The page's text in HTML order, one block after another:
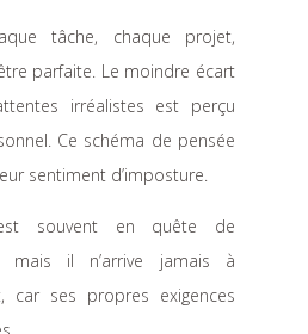
tâche, chaque projet,
parfaite. Le moindre écart
irréalistes est perçu
Ce schéma de pensée
sentiment d’imposture.
souvent en quête de
mais il n’arrive jamais à
car ses propres exigences